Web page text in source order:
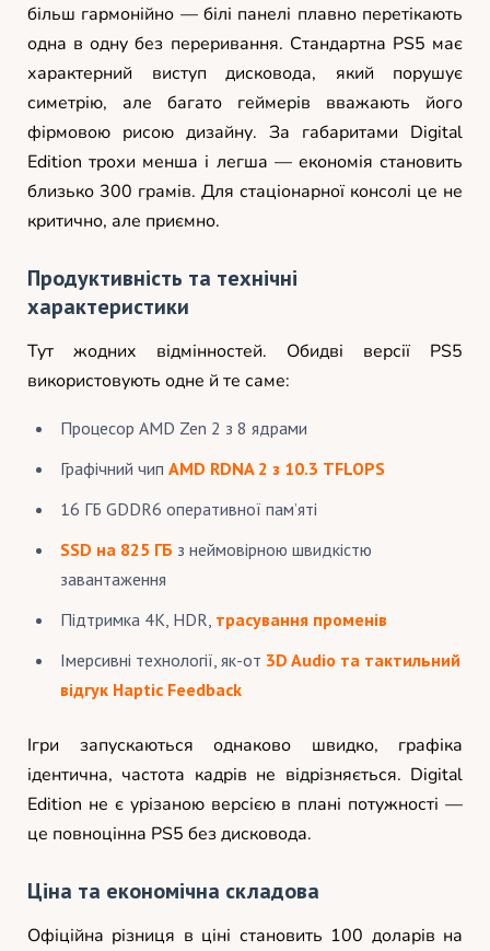
більш гармонійно — білі панелі плавно перетікають
одна в одну без переривання. Стандартна PS5 має
характерний виступ дисковода, який порушує
симетрію, але багато геймерів вважають його
фірмовою рисою дизайну. За габаритами Digital
Edition трохи менша і легша — економія становить
близько 300 грамів. Для стаціонарної консолі це не
критично, але приємно.
Продуктивність та технічні
характеристики
Тут жодних відмінностей. Обидві версії PS5
використовують одне й те саме:
Процесор AMD Zen 2 з 8 ядрами
Графічний чип AMD RDNA 2 з 10.3 TFLOPS
16 ГБ GDDR6 оперативної пам’яті
SSD на 825 ГБ з неймовірною швидкістю
завантаження
Підтримка 4K, HDR, трасування променів
Імерсивні технології, як-от 3D Audio та тактильний
відгук Haptic Feedback
Ігри запускаються однаково швидко, графіка
ідентична, частота кадрів не відрізняється. Digital
Edition не є урізаною версією в плані потужності —
це повноцінна PS5 без дисковода.
Ціна та економічна складова
Офіційна різниця в ціні становить 100 доларів на